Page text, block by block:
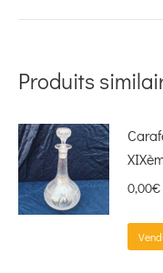
Produits
0,00€